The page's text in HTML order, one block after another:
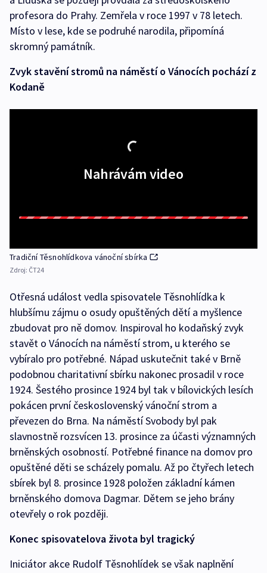
profesora do Prahy. Zemřela v roce 1997 v 78 letech.
Místo v lese, kde se podruhé narodila, připomíná
skromný památník.
Zvyk stavění stromů na náměstí o Vánocích pochází z
Kodaně
Nahrávám video
Tradiční Těsnohlídkova vánoční sbírka
Zdroj: ČT24
Otřesná událost vedla spisovatele Těsnohlídka k
hlubšímu zájmu o osudy opuštěných dětí a myšlence
zbudovat pro ně domov. Inspiroval ho kodaňský zvyk
stavět o Vánocích na náměstí strom, u kterého se
vybíralo pro potřebné. Nápad uskutečnit také v Brně
podobnou charitativní sbírku nakonec prosadil v roce
1924. Šestého prosince 1924 byl tak v bílovických lesích
pokácen první československý vánoční strom a
převezen do Brna. Na náměstí Svobody byl pak
slavnostně rozsvícen 13. prosince za účasti významných
brněnských osobností. Potřebné finance na domov pro
opuštěné děti se scházely pomalu. Až po čtyřech letech
sbírek byl 8. prosince 1928 položen základní kámen
brněnského domova Dagmar. Dětem se jeho brány
otevřely o rok později.
Konec spisovatelova života byl tragický
Iniciátor akce Rudolf Těsnohlídek se však naplnění